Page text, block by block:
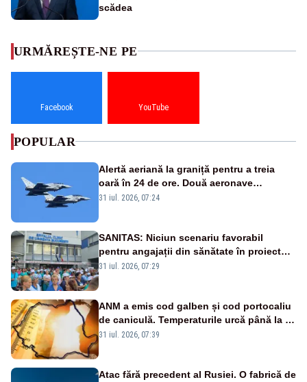
scădea
URMĂREȘTE-NE PE
Facebook YouTube
POPULAR
Alertă aeriană la graniță pentru a treia
oară în 24 de ore. Două aeronave
Eurofighter britanice au fost ridicate de la
31 iul. 2026, 07:24
SANITAS: Niciun scenariu favorabil
pentru angajații din sănătate în proiectul
Legii salarizării
31 iul. 2026, 07:29
ANM a emis cod galben și cod portocaliu
de caniculă. Temperaturile urcă până la 38
de grade, iar nopțile devin tropicale
31 iul. 2026, 07:39
Atac fără precedent al Rusiei. O fabrică de